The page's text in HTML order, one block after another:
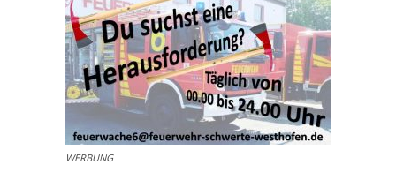
WERBUNG